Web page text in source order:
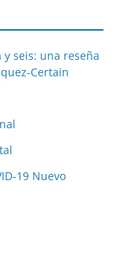
y seis: una reseña
Certain
19 Nuevo